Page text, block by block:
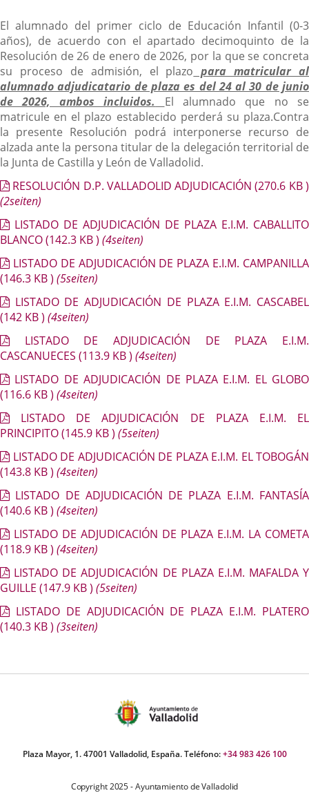
Descripción
El alumnado del primer ciclo de Educación Infantil (0-3
años), de acuerdo con el apartado decimoquinto de la
Resolución de 26 de enero de 2026, por la que se concreta
su proceso de admisión, el plazo para matricular al
alumnado adjudicatario de plaza es del 24 al 30 de junio
de 2026, ambos incluidos.
El alumnado que no se
matricule en el plazo establecido perderá su plaza.Contra
la presente Resolución podrá interponerse recurso de
alzada ante la persona titular de la delegación territorial de
la Junta de Castilla y León de Valladolid.
RESOLUCIÓN D.P. VALLADOLID ADJUDICACIÓN (270.6 KB)
(2seiten)
LISTADO DE ADJUDICACIÓN DE PLAZA E.I.M. CABALLITO
BLANCO(142.3 KB) (4seiten)
LISTADO DE ADJUDICACIÓN DE PLAZA E.I.M. CAMPANILLA
(146.3 KB) (5seiten)
LISTADO DE ADJUDICACIÓN DE PLAZA E.I.M. CASCABEL
(142 KB) (4seiten)
LISTADO DE ADJUDICACIÓN DE PLAZA E.I.M.
CASCANUECES (113.9 KB) (4seiten)
LISTADO DE ADJUDICACIÓN DE PLAZA E.I.M. EL GLOBO
(116.6 KB) (4seiten)
LISTADO DE ADJUDICACIÓN DE PLAZA E.I.M. EL
PRINCIPITO(145.9 KB) (5seiten)
LISTADO DE ADJUDICACIÓN DE PLAZA E.I.M. EL TOBOGÁN
(143.8 KB) (4seiten)
LISTADO DE ADJUDICACIÓN DE PLAZA E.I.M. FANTASÍA
(140.6 KB) (4seiten)
LISTADO DE ADJUDICACIÓN DE PLAZA E.I.M. LA COMETA
(118.9 KB) (4seiten)
LISTADO DE ADJUDICACIÓN DE PLAZA E.I.M. MAFALDA Y
GUILLE (147.9 KB) (5seiten)
LISTADO DE ADJUDICACIÓN DE PLAZA E.I.M. PLATERO
(140.3 KB) (3seiten)
Plaza Mayor, 1. 47001 Valladolid, España. Teléfono:+34 983 426 100
Copyright 2025 - Ayuntamiento de Valladolid